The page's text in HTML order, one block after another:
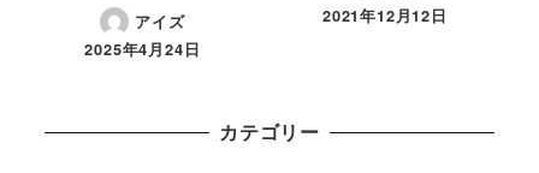
アイズ
2025年4月24日
2021年12月12日
カテゴリー